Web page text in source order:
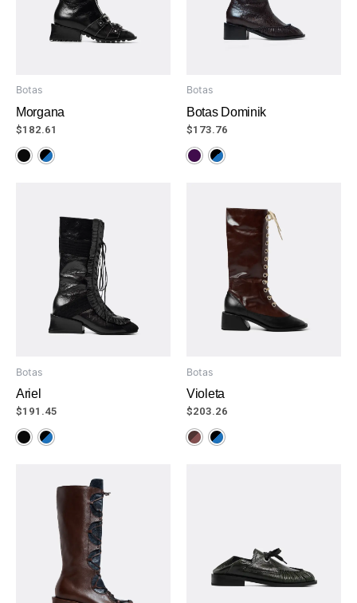
Botas
Morgana
$182.61
Botas
Botas Dominik
$173.76
Botas
Ariel
$191.45
Botas
Violeta
$203.26